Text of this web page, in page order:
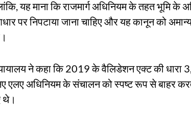
यह माना कि राजमार्ग अधिनियम के तहत भूमि के
पर निपटाया जाना चाहिए और यह कानून को
ने कहा कि 2019 के वैलिडेशन एक्ट की धारा
एलए अधिनियम के संचालन को स्पष्ट रूप से बाहर
थे।